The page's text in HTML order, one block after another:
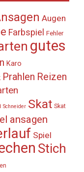
Augen
Farbspiel Fehler
gutes
Karo
Prahlen Reizen
Schneider Skat Skat
ansagen
Spiel
Stich